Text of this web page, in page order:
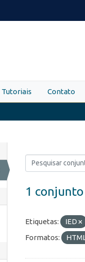
Tutoriais Contato
1
Etiquetas: IED
Formatos: